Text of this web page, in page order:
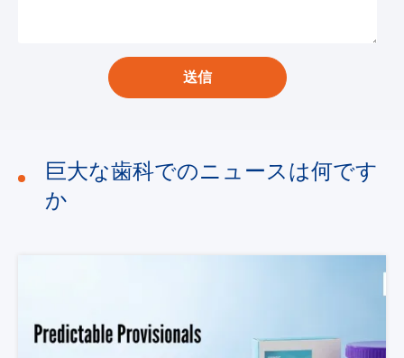
送信
巨大な歯科でのニュースは何です
か